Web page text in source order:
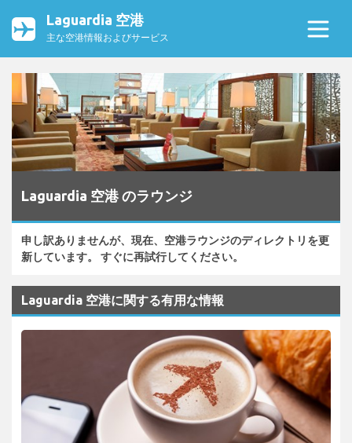
Laguardia 空港
主な空港情報およびサービス
Laguardia 空港 のラウンジ
申し訳ありませんが、現在、空港ラウンジのディレクトリを更
新しています。 すぐに再試行してください。
Laguardia 空港に関する有用な情報